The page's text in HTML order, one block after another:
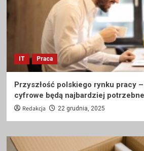
IT Praca
Przyszłość polskiego rynku pracy
cyfrowe będą najbardziej
Redakcja 22 grudnia, 2025